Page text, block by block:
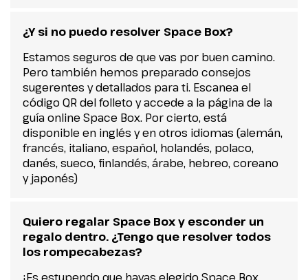
¿Y si no puedo resolver Space Box?
Estamos seguros de que vas por buen camino.
Pero también hemos preparado consejos
sugerentes y detallados para ti. Escanea el
código QR del folleto y accede a la página de la
guía online Space Box. Por cierto, está
disponible en inglés y en otros idiomas (alemán,
francés, italiano, español, holandés, polaco,
danés, sueco, finlandés, árabe, hebreo, coreano
y japonés)
Quiero regalar Space Box y esconder un
regalo dentro. ¿Tengo que resolver todos
los rompecabezas?